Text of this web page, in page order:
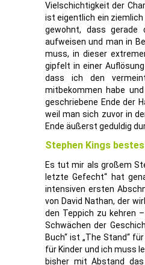
Vielschichtigkeit der
ist eigentlich ein ziemlich
gewohnt, dass gerade
aufweisen und man in
muss, in dieser
gipfelt in einer
dass ich den
mitbekommen habe
geschriebene Ende der
weil man sich zuvor in
Ende äußerst geduldig
Stephen Kings
Es tut mir als großem
letzte Gefecht“ hat
intensiven ersten
von David Nathan, der
den Teppich zu kehren
Schwächen der
Buch“ ist „The Stand“
für Kinder und ich muss
bisher mit Abstand